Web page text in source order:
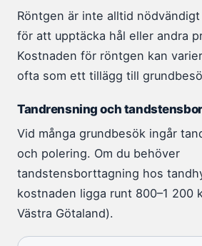
Röntgen är inte alltid
för att upptäcka hål eller andra
Kostnaden för röntgen kan
ofta som ett tillägg till
Tandrensning och
Vid många grundbesök ingår
och polering. Om du behöver
tandstensborttagning hos
kostnaden ligga runt 800–1 200
Västra Götaland).